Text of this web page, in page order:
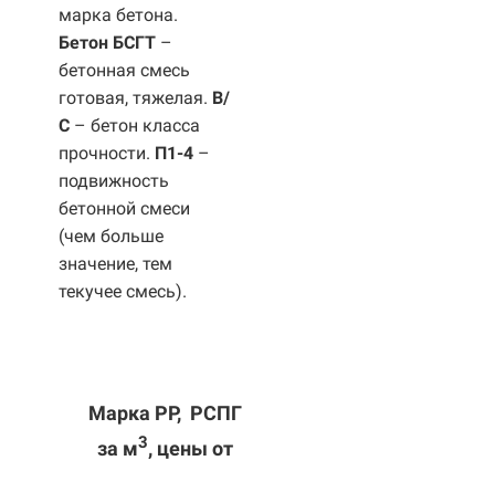
марка бетона.
Бетон БСГТ –
бетонная смесь
готовая, тяжелая. B/
С – бетон класса
прочности. П1-4 –
подвижность
бетонной смеси
(чем больше
значение, тем
текучее смесь).
Марка РР, РСПГ
за м3, цены от